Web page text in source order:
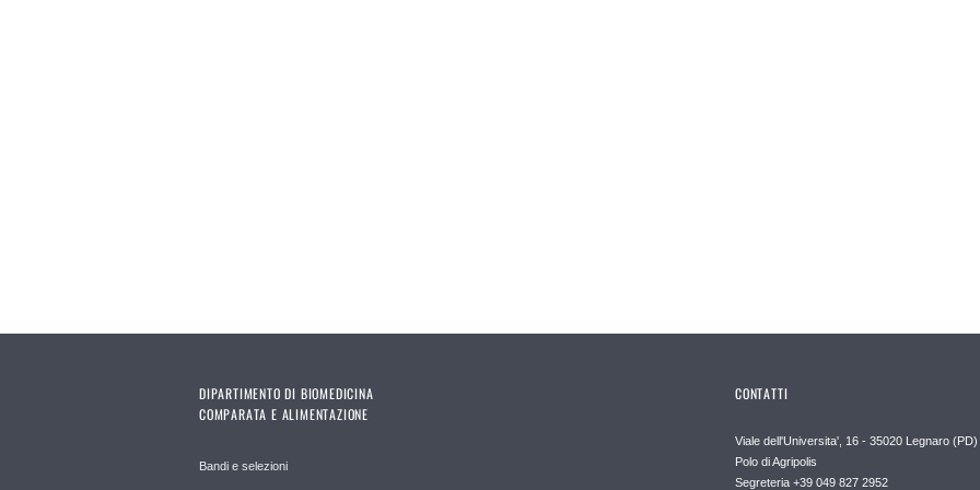
DIPARTIMENTO DI BIOMEDICINA
COMPARATA E ALIMENTAZIONE
Bandi e selezioni
CONTATTI
Viale dell'Universita', 16 - 35020 Legnaro (PD)
Polo di Agripolis
Segreteria +39 049 827 2952